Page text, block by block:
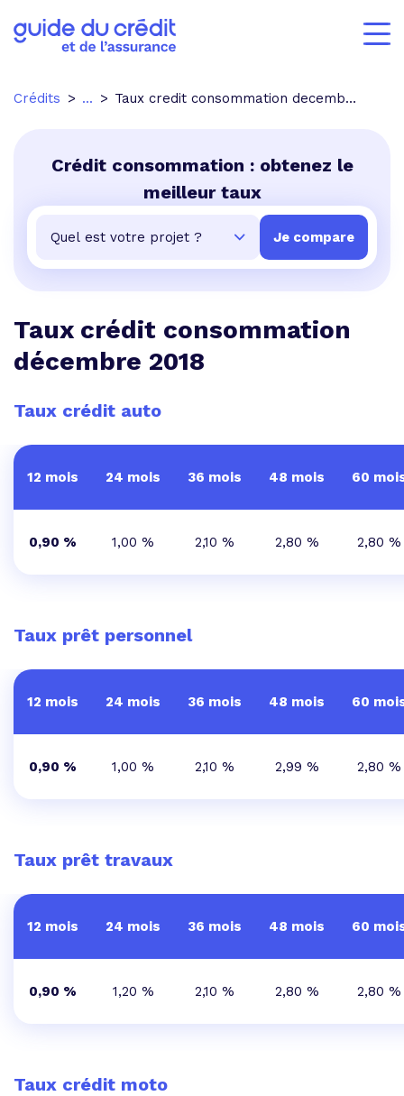
Crédits ... Taux credit consommation decembre 2018
Crédit consommation : obtenez le
meilleur taux
Taux crédit consommation
décembre 2018
Taux crédit auto
12 mois 24 mois 36 mois 48 mois 60
0,90 % 1,00 % 2,10 % 2,80 % 2,80 %
Taux prêt personnel
12 mois 24 mois 36 mois 48 mois 60
0,90 % 1,00 % 2,10 % 2,99 % 2,80 %
Taux prêt travaux
12 mois 24 mois 36 mois 48 mois 60
0,90 % 1,20 % 2,10 % 2,80 % 2,80 %
Taux crédit moto